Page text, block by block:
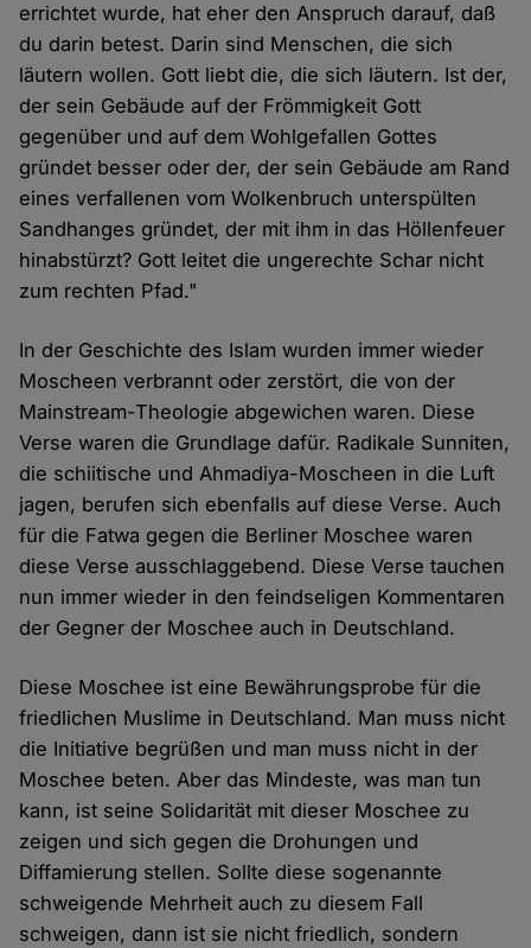
errichtet wurde, hat eher den Anspruch darauf, daß
du darin betest. Darin sind Menschen, die sich
läutern wollen. Gott liebt die, die sich läutern. Ist der,
der sein Gebäude auf der Frömmigkeit Gott
gegenüber und auf dem Wohlgefallen Gottes
gründet besser oder der, der sein Gebäude am Rand
eines verfallenen vom Wolkenbruch unterspülten
Sandhanges gründet, der mit ihm in das Höllenfeuer
hinabstürzt? Gott leitet die ungerechte Schar nicht
zum rechten Pfad."
In der Geschichte des Islam wurden immer wieder
Moscheen verbrannt oder zerstört, die von der
Mainstream-Theologie abgewichen waren. Diese
Verse waren die Grundlage dafür. Radikale Sunniten,
die schiitische und Ahmadiya-Moscheen in die Luft
jagen, berufen sich ebenfalls auf diese Verse. Auch
für die Fatwa gegen die Berliner Moschee waren
diese Verse ausschlaggebend. Diese Verse tauchen
nun immer wieder in den feindseligen Kommentaren
der Gegner der Moschee auch in Deutschland.
Diese Moschee ist eine Bewährungsprobe für die
friedlichen Muslime in Deutschland. Man muss nicht
die Initiative begrüßen und man muss nicht in der
Moschee beten. Aber das Mindeste, was man tun
kann, ist seine Solidarität mit dieser Moschee zu
zeigen und sich gegen die Drohungen und
Diffamierung stellen. Sollte diese sogenannte
schweigende Mehrheit auch zu diesem Fall
schweigen, dann ist sie nicht friedlich, sondern